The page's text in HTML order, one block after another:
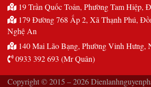
19 Trần Quốc Toản, Phường Tam Hiệp,
179 Đường 768 Ấp 2, Xã Thạnh Phú,
Nghệ An
140 Mai Lão Bạng, Phường Vinh Hưng,
0933 392 693 (Mr Quân)
Copyright © 2015 – 2026